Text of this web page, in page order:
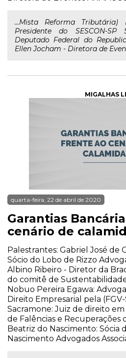
...Mista Reforma Tributária)
Presidente do SESCON-
Deputado Federal do
Ellen Jocham - Diretora de
MIGALHAS
quarta-feira, 22 de abril de 2020
Garantias
cenário de
Palestrantes: Gabriel José de
Sócio do Lobo de Rizzo
Albino Ribeiro - Diretor da
do comitê de
Nobuo Pereira Egawa:
Direito Empresarial pela
Sacramone: Juiz de direito em
de Falências e Recuperações
Beatriz do Nascimento: Sócia
Nascimento Advogados